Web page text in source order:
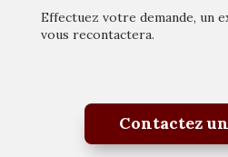
Effectuez votre demande, un
vous recontactera.
Contactez